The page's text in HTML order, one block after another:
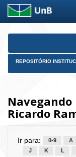
Skip
REPOSITÓRIO
Ricardo
Ir para: 0-9 A
J
K L